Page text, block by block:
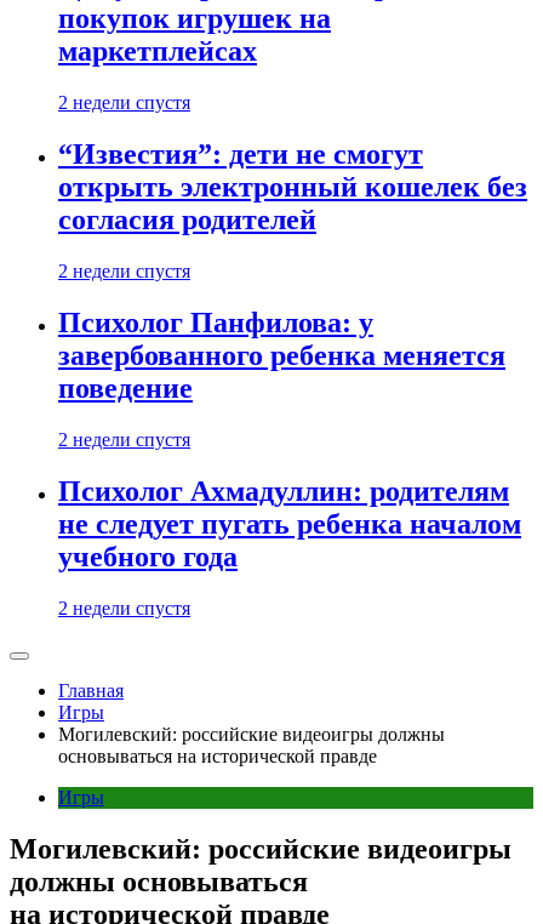
покупок игрушек на
маркетплейсах
2 недели спустя
“Известия”: дети не смогут
открыть электронный кошелек без
согласия родителей
2 недели спустя
Психолог Панфилова: у
завербованного ребенка меняется
поведение
2 недели спустя
Психолог Ахмадуллин: родителям
не следует пугать ребенка началом
учебного года
2 недели спустя
Главная
Игры
Могилевский: российские видеоигры должны
основываться на исторической правде
Игры
Могилевский: российские видеоигры
должны основываться
на исторической правде